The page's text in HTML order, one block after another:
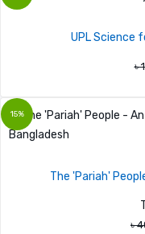
UPL Science
৳
15%
The 'Pariah'
৳